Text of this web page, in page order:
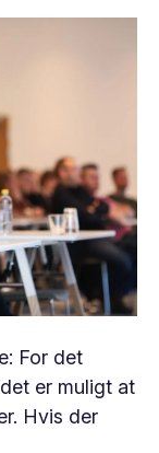
For det
er muligt at
Hvis der